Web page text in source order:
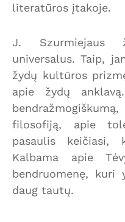
literatūros įtakoje.
J. Szurmiejaus
universalus. Taip,
žydų kultūros
apie žydų
filosofiją, apie
pasaulis
Kalbama apie
bendruomenę,
daug tautų.